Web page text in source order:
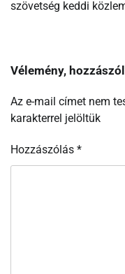
szövetség keddi
Vélemény,
Az e-mail címet nem
karakterrel jelöltük
Hozzászólás *